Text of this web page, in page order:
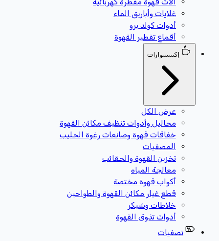
غلايات وأباريق الماء
أدوات كولد برو
أقماع تقطير القهوة
إكسسوارات
عرض الكل
محاليل وأدوات تنظيف مكائن القهوة
خفاقات قهوة وصانعات رغوة الحليب
المصفيات
تخزين القهوة والحقائب
معالجة المياه
أكواب قهوة مختصة
قطع غيار مكائن القهوة والطواحين
خلاطات وشيكر
أدوات تذوق القهوة
تصفيات